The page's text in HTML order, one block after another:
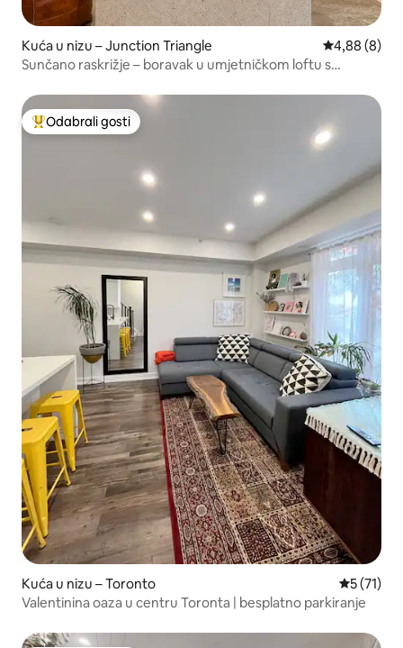
Kuća u nizu – Junction Triangle Prosječna
4,88 (8)
Sunčano raskrižje – boravak u umjetničkom loftu s
Među najviše rangiranima s oznakom „Odabrali gosti”
Odabrali gosti
Kuća u nizu – Toronto Prosječna
5 (71)
Valentinina oaza u centru Toronta | besplatno parkiranje